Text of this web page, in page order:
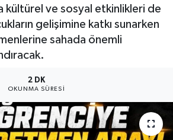
kültürel ve sosyal etkinlikleri de
gelişimine katkı sunarken
sahada önemli
2 DK
OKUNMA SÜRESI